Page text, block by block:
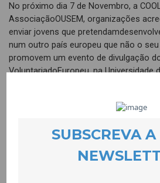
No próximo dia 7 de Novembro, a
AssociaçãoOUSEM, organizações
enviar jovens que
num outro país europeu que não o
promovem um evento de divulgação
VoluntariadoEuropeu, na Universidade
programade voluntariado,
Gestão do Programa Juventude em
daexperiência de 4 voluntários que
realizar o seu SVE naCovilhã e